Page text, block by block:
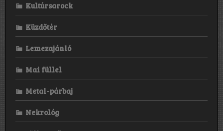
Kultúrsarock
Küzdőtér
Lemezajánló
Mai füllel
Metal-párbaj
Nekrológ